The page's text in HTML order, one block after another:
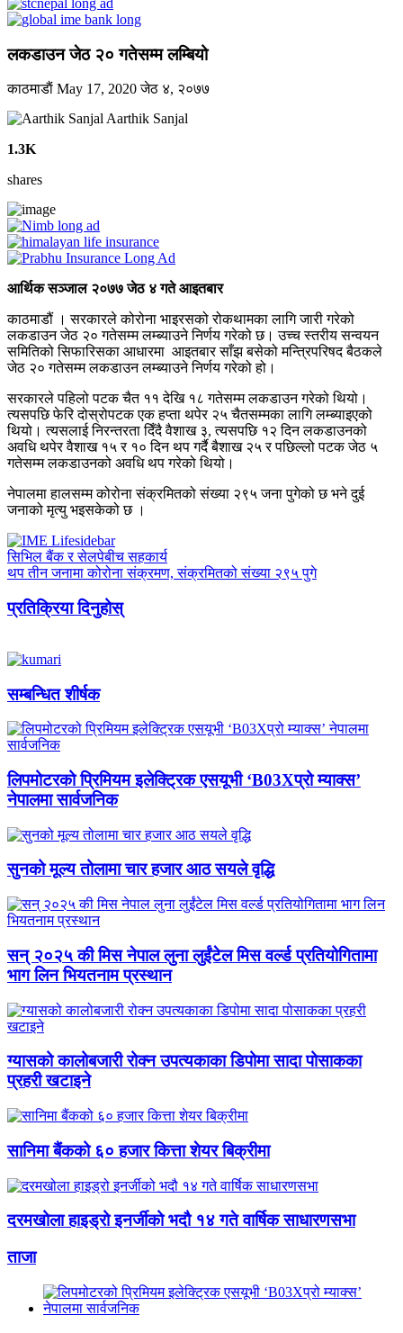
लकडाउन जेठ २० गतेसम्म लम्बियो
काठमाडाैं May 17, 2020जेठ ४, २०७७
Aarthik Sanjal
1.3K
shares
आर्थिक सञ्जाल २०७७ जेठ ४ गते आइतबार
काठमाडौं । सरकारले कोरोना भाइरसको रोकथामका लागि जारी गरेको
लकडाउन जेठ २० गतेसम्म लम्ब्याउने निर्णय गरेको छ। उच्च स्तरीय सन्वयन
समितिको सिफारिसका आधारमा आइतबार साँझ बसेको मन्त्रिपरिषद बैठकले
जेठ २० गतेसम्म लकडाउन लम्ब्याउने निर्णय गरेको हो।
सरकारले पहिलो पटक चैत ११ देखि १८ गतेसम्म लकडाउन गरेको थियो।
त्यसपछि फेरि दोस्रोपटक एक हप्ता थपेर २५ चैतसम्मका लागि लम्ब्याइएको
थियो। त्यसलाई निरन्तरता दिँदै वैशाख ३, त्यसपछि १२ दिन लकडाउनको
अवधि थपेर वैशाख १५ र १० दिन थप गर्दै बैशाख २५ र पछिल्लो पटक जेठ ५
गतेसम्म लकडाउनको अवधि थप गरेको थियो।
नेपालमा हालसम्म कोरोना संक्रमितको संख्या २९५ जना पुगेको छ भने दुई
जनाको मृत्यु भइसकेको छ ।
सिभिल बैंक र सेलपेबीच सहकार्य
थप तीन जनामा कोरोना संक्रमण, संक्रमितको संख्या २९५ पुगे
प्रतिक्रिया दिनुहोस्
सम्बन्धित शीर्षक
लिपमोटरको प्रिमियम इलेक्ट्रिक एसयूभी ‘B03Xप्रो म्याक्स’
नेपालमा सार्वजनिक
सुनको मूल्य तोलामा चार हजार आठ सयले वृद्धि
सन् २०२५ की मिस नेपाल लुना लुईंटेल मिस वर्ल्ड प्रतियोगितामा
भाग लिन भियतनाम प्रस्थान
ग्यासको कालोबजारी रोक्न उपत्यकाका डिपोमा सादा पोसाकका
प्रहरी खटाइने
सानिमा बैंकको ६० हजार कित्ता शेयर बिक्रीमा
दरमखोला हाइड्रो इनर्जीको भदौ १४ गते वार्षिक साधारणसभा
ताजा